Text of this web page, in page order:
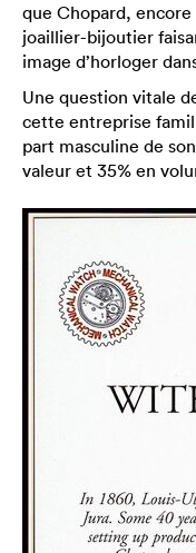
que Chopard,
joaillier-bijoutier
image d’horloger
Une question vitale
cette entreprise
part masculine de
valeur et 35% en